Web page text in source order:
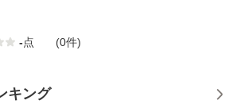
-点 (0件)
キング